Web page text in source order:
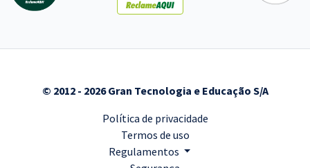
© 2012 - 2026 Gran Tecnologia e Educação S/A
Política de privacidade
Termos de uso
Regulamentos